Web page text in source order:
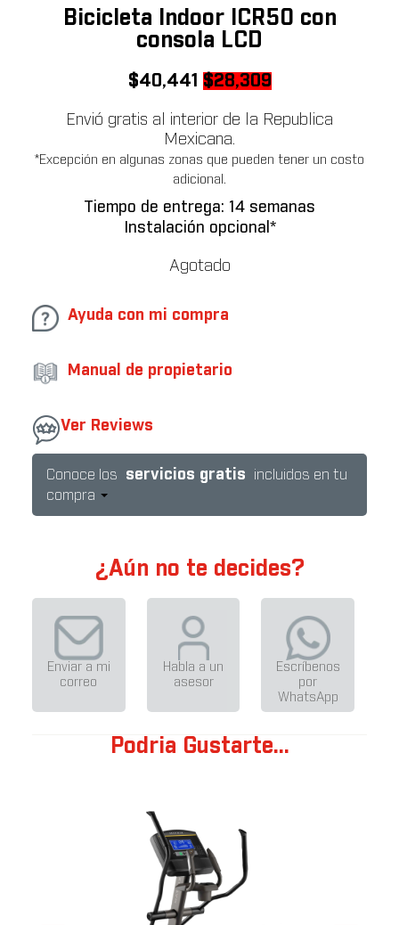
Bicicleta Indoor ICR50 con
consola LCD
$40,441 Original
was:
$40,441.
$28,309Current
is:
$28,309.
Envió gratis al interior de la Republica
Mexicana.
*Excepción en algunas zonas que pueden tener un costo
adicional.
Tiempo de entrega: 14 semanas
Instalación opcional*
Agotado
Ayuda con mi compra
Manual de propietario
Ver Reviews
Conoce los servicios gratis
incluidos en tu
compra
¿Aún no te decides?
Enviar a mi
correo
Habla a un
asesor
Escríbenos
por
WhatsApp
Podria Gustarte...